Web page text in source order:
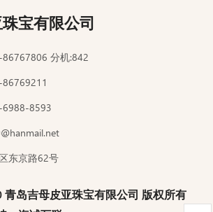
宝有限公司
分机:842
8593
东京路62号
岛吉母皮亚珠宝有限公司 版权所有